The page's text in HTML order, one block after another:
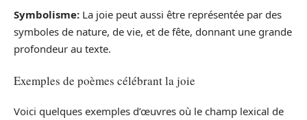
Symbolisme: La joie peut aussi être représentée par des
symboles de nature, de vie, et de fête, donnant une grande
profondeur au texte.
Exemples de poèmes célébrant la joie
Voici quelques exemples d’œuvres où le champ lexical de